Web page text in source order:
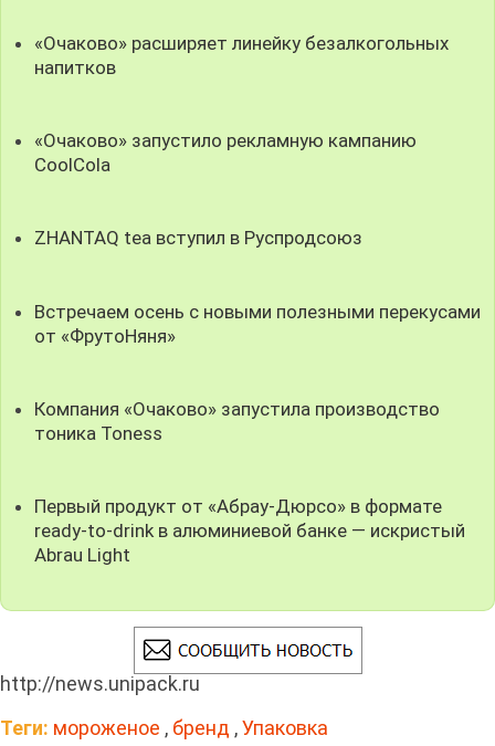
«Очаково» расширяет линейку безалкогольных
напитков
«Очаково» запустило рекламную кампанию
CoolCola
ZHANTAQ tea вступил в Руспродсоюз
Встречаем осень с новыми полезными перекусами
от «ФрутоНяня»
Компания «Очаково» запустила производство
тоника Toness
Первый продукт от «Абрау-Дюрсо» в формате
ready-to-drink в алюминиевой банке — искристый
Abrau Light
http://news.unipack.ru
Теги: мороженое , бренд ,Упаковка